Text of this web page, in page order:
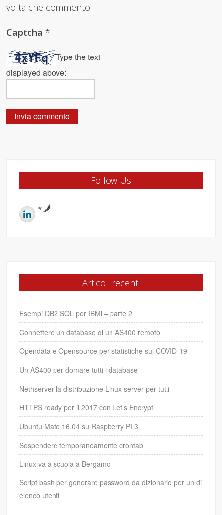
volta che commento.
Captcha*
Type the text
displayed above:
Follow Us
by
Articoli recenti
Esempi DB2 SQL per IBMi – parte 2
Connettere un database di un AS400 remoto
Opendata e Opensource per statistiche sul COVID-19
Un AS400 per domare tutti i database
Nethserver la distribuzione Linux server per tutti
HTTPS ready per il 2017 con Let’s Encrypt
Ubuntu Mate 16.04 su Raspberry PI 3
Sospendere temporaneamente crontab
Linux va a scuola a Bergamo
Script bash per generare password da dizionario per un di
elenco utenti